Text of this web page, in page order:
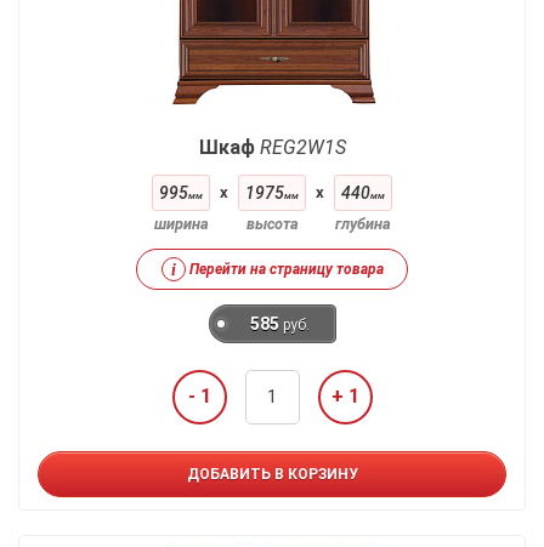
Шкаф REG2W1S
995мм
ширина
x 1975мм
высота
x 440мм
глубина
i Перейти на страницу товара
585 руб.
- 1 + 1
ДОБАВИТЬ В КОРЗИНУ